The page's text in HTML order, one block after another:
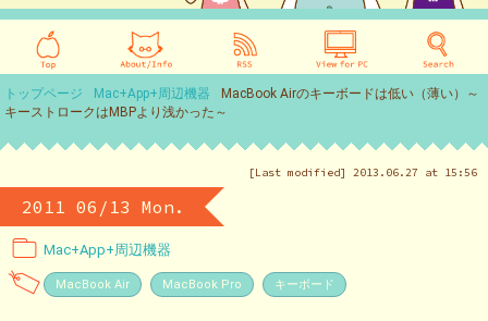
トップページ Mac+App+周辺機器
MacBook Airのキーボードは低い（薄い）～
キーストロークはMBPより浅かった～
[Last modified] 2013.06.27 at 15:56
2011 06/13 Mon.
Mac+App+周辺機器
MacBook Air MacBook Pro キーボード